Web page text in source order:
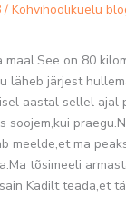
/ Kohvihoolikuelu
maal.See on 80
läheb järjest
aastal sellel ajal
soojem,kui
meelde,et ma
tõsimeeli
Kadilt teada,et